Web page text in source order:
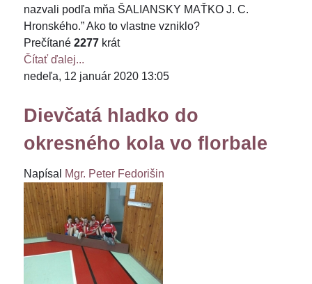
nazvali podľa mňa ŠALIANSKY MAŤKO J. C.
Hronského.” Ako to vlastne vzniklo?
Prečítané 2277 krát
Čítať ďalej...
nedeľa, 12 január 2020 13:05
Dievčatá hladko do
okresného kola vo florbale
Napísal Mgr. Peter Fedorišin